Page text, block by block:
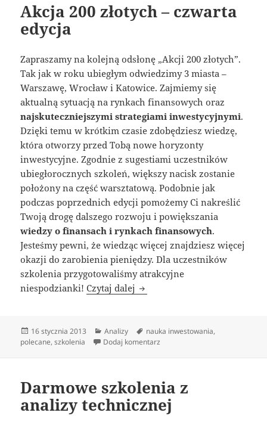
Akcja 200 złotych – czwarta
edycja
Zapraszamy na kolejną odsłonę „Akcji 200 złotych”.
Tak jak w roku ubiegłym odwiedzimy 3 miasta –
Warszawę, Wrocław i Katowice. Zajmiemy się
aktualną sytuacją na rynkach finansowych oraz
najskuteczniejszymi strategiami inwestycyjnymi.
Dzięki temu w krótkim czasie zdobędziesz wiedzę,
która otworzy przed Tobą nowe horyzonty
inwestycyjne. Zgodnie z sugestiami uczestników
ubiegłorocznych szkoleń, większy nacisk zostanie
położony na część warsztatową. Podobnie jak
podczas poprzednich edycji pomożemy Ci nakreślić
Twoją drogę dalszego rozwoju i powiększania
wiedzy o finansach i rynkach finansowych.
Jesteśmy pewni, że wiedząc więcej znajdziesz więcej
okazji do zarobienia pieniędzy. Dla uczestników
szkolenia przygotowaliśmy atrakcyjne
niespodzianki!Czytaj dalej Akcja 200 złotych – czwarta
Data
publikacji
16 stycznia 2013 Kategorie
Analizy Tagi
nauka inwestowania,
polecane,szkolenia Dodaj komentarz
Darmowe szkolenia z
analizy technicznej